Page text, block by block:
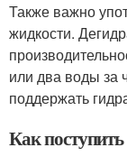
Также важно
жидкости.
или два воды за
поддержать
Как